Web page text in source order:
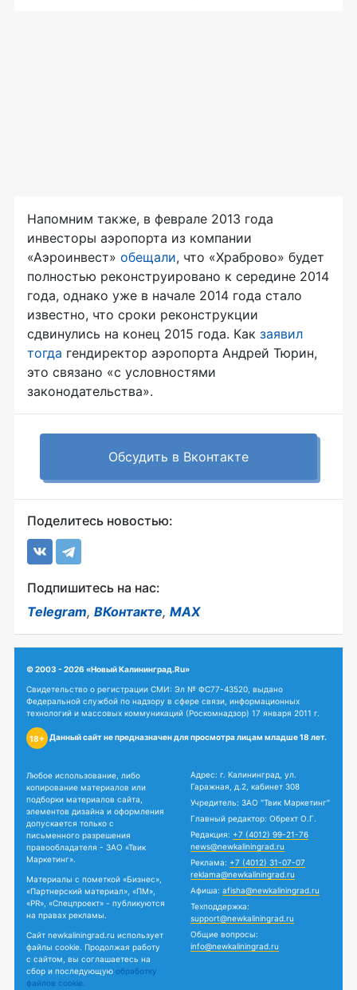
Напомним также, в феврале 2013 года
инвесторы аэропорта из компании
«Аэроинвест» обещали, что «Храброво» будет
полностью реконструировано к середине 2014
года, однако уже в начале 2014 года стало
известно, что сроки реконструкции
сдвинулись на конец 2015 года. Как заявил
тогда гендиректор аэропорта Андрей Тюрин,
это связано «с условностями
законодательства».
Обсудить в Вконтакте
Поделитесь новостью:
Подпишитесь на нас:
Telegram, ВКонтакте, MAX
© 2003 - 2026 «Новый Калининград.Ru»
Свидетельство о регистрации СМИ: Эл № ФС77-43520, выдано
Федеральной службой по надзору в сфере связи, информационных
технологий и массовых коммуникаций (Роскомнадзор) 17 января 2011 г.
18+ Данный сайт не предназначен для просмотра лицам младше 18 лет.
Любое использование, либо
копирование материалов или
подборки материалов сайта,
элементов дизайна и оформления
допускается только с
письменного разрешения
правообладателя - ЗАО «Твик
Маркетинг».
Материалы с пометкой «Бизнес»,
«Партнерский материал», «ПМ»,
«PR», «Спецпроект» - публикуются
на правах рекламы.
Сайт newkaliningrad.ru использует
файлы cookie. Продолжая работу
с сайтом, вы соглашаетесь на
сбор и последующую обработку
файлов cookie.
Адрес: г. Калининград, ул.
Гаражная, д.2, кабинет 308
Учредитель: ЗАО "Твик Маркетинг"
Главный редактор: Обрехт О.Г.
Редакция: +7 (4012) 99-21-76
news@newkaliningrad.ru
Реклама: +7 (4012) 31-07-07
reklama@newkaliningrad.ru
Афиша: afisha@newkaliningrad.ru
Техподдержка:
support@newkaliningrad.ru
Общие вопросы:
info@newkaliningrad.ru